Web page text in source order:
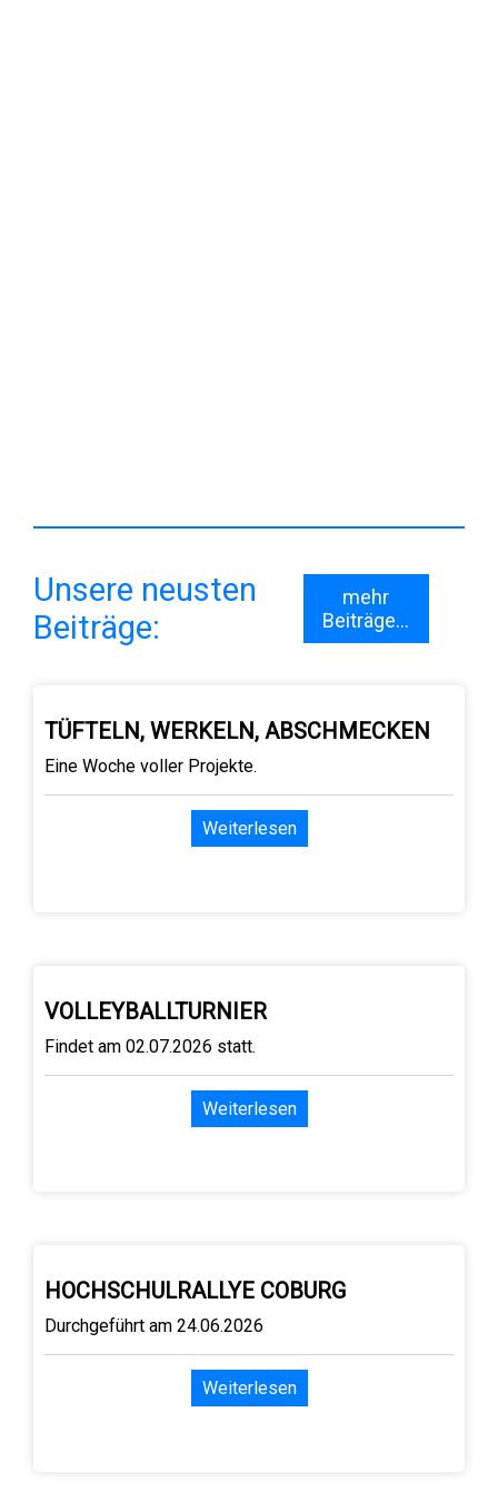
Unsere neusten
Beiträge:
mehr
Beiträge...
TÜFTELN, WERKELN, ABSCHMECKEN
Eine Woche voller Projekte.
Weiterlesen
VOLLEYBALLTURNIER
Findet am 02.07.2026 statt.
Weiterlesen
HOCHSCHULRALLYE COBURG
Durchgeführt am 24.06.2026
Weiterlesen